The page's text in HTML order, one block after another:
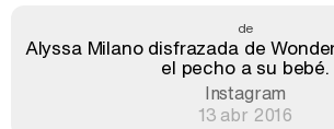
de
Alyssa Milano disfrazada de
el pecho a su bebé.
Instagram
13 abr 2016